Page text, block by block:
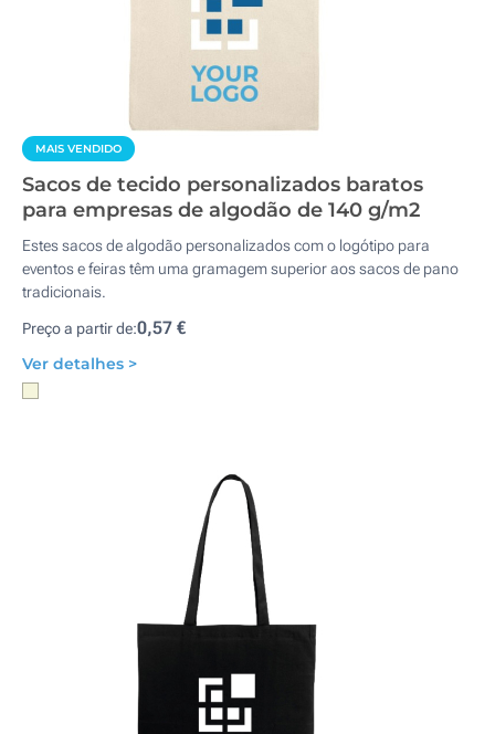
MAIS VENDIDO
Sacos de tecido personalizados baratos
para empresas de algodão de 140 g/m2
Estes sacos de algodão personalizados com o logótipo para
eventos e feiras têm uma gramagem superior aos sacos de pano
tradicionais.
Preço a partir de:0,57 €
Ver detalhes >